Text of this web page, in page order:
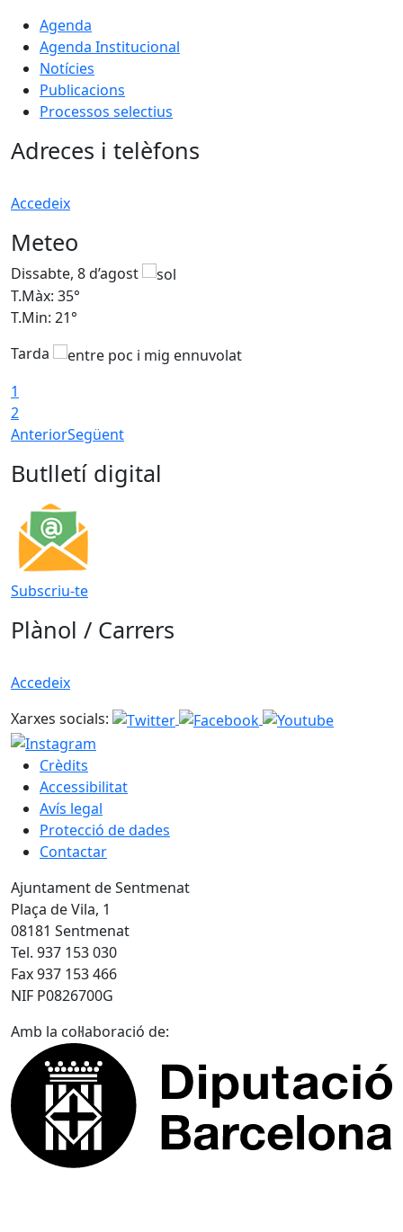
Agenda
Agenda Institucional
Notícies
Publicacions
Processos selectius
Adreces i telèfons
Accedeix
Meteo
Dissabte, 8 d’agost
T.Màx: 35°
T.Min: 21°
Tarda
1
2
AnteriorSegüent
Butlletí digital
Subscriu-te
Plànol / Carrers
Accedeix
Xarxes socials:
Crèdits
Accessibilitat
Avís legal
Protecció de dades
Contactar
Ajuntament de Sentmenat
Plaça de Vila, 1
08181 Sentmenat
Tel. 937 153 030
Fax 937 153 466
NIF P0826700G
Amb la col·laboració de: